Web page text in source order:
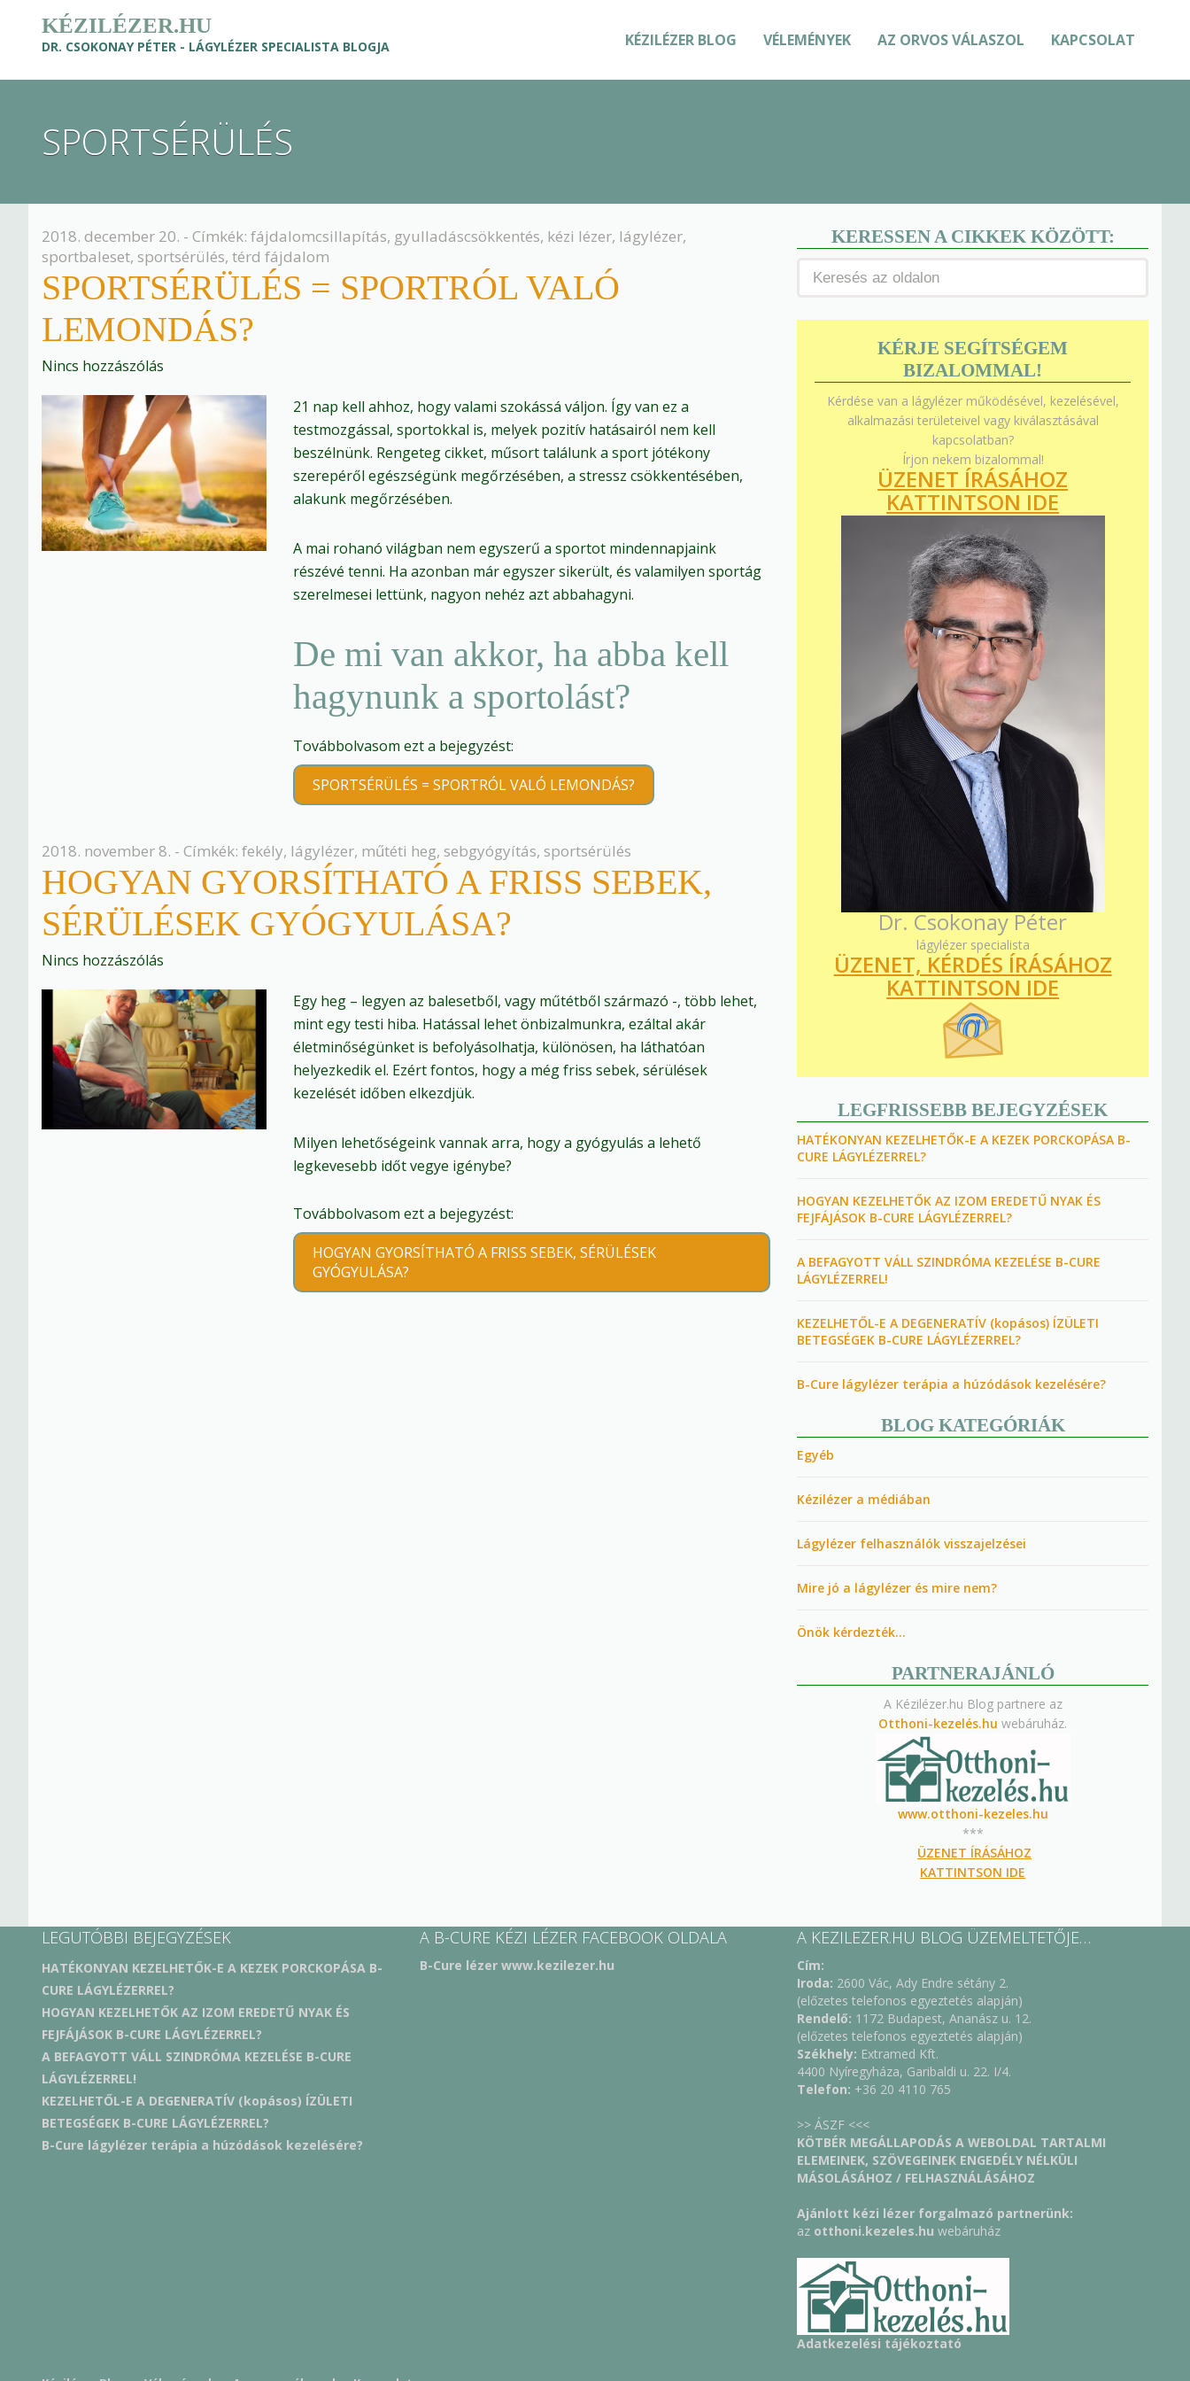
KÉZILÉZER.HU
DR. CSOKONAY PÉTER - LÁGYLÉZER SPECIALISTA BLOGJA KÉZILÉZER BLOG VÉLEMÉNYEK AZ ORVOS VÁLASZOL KAPCSOLAT
SPORTSÉRÜLÉS
2018. december 20. - Címkék: fájdalomcsillapítás, gyulladáscsökkentés, kézi lézer, lágylézer,
sportbaleset, sportsérülés, térd fájdalom
SPORTSÉRÜLÉS = SPORTRÓL VALÓ
LEMONDÁS?
Nincs hozzászólás
21 nap kell ahhoz, hogy valami szokássá váljon. Így van ez a
testmozgással, sportokkal is, melyek pozitív hatásairól nem kell
beszélnünk. Rengeteg cikket, műsort találunk a sport jótékony
szerepéről egészségünk megőrzésében, a stressz csökkentésében,
alakunk megőrzésében.
A mai rohanó világban nem egyszerű a sportot mindennapjaink
részévé tenni. Ha azonban már egyszer sikerült, és valamilyen sportág
szerelmesei lettünk, nagyon nehéz azt abbahagyni.
De mi van akkor, ha abba kell
hagynunk a sportolást?
Továbbolvasom ezt a bejegyzést:
SPORTSÉRÜLÉS = SPORTRÓL VALÓ LEMONDÁS?
2018. november 8. - Címkék: fekély, lágylézer, műtéti heg, sebgyógyítás, sportsérülés
HOGYAN GYORSÍTHATÓ A FRISS SEBEK,
SÉRÜLÉSEK GYÓGYULÁSA?
Nincs hozzászólás
Egy heg – legyen az balesetből, vagy műtétből származó -, több lehet,
mint egy testi hiba. Hatással lehet önbizalmunkra, ezáltal akár
életminőségünket is befolyásolhatja, különösen, ha láthatóan
helyezkedik el. Ezért fontos, hogy a még friss sebek, sérülések
kezelését időben elkezdjük.
Milyen lehetőségeink vannak arra, hogy a gyógyulás a lehető
legkevesebb időt vegye igénybe?
Továbbolvasom ezt a bejegyzést:
HOGYAN GYORSÍTHATÓ A FRISS SEBEK, SÉRÜLÉSEK
GYÓGYULÁSA?
KERESSEN A CIKKEK KÖZÖTT:
KÉRJE SEGÍTSÉGEM
BIZALOMMAL!
Kérdése van a lágylézer működésével, kezelésével,
alkalmazási területeivel vagy kiválasztásával
kapcsolatban?
Írjon nekem bizalommal!
ÜZENET ÍRÁSÁHOZ
KATTINTSON IDE
Dr. Csokonay Péter
lágylézer specialista
ÜZENET, KÉRDÉS ÍRÁSÁHOZ
KATTINTSON IDE
LEGFRISSEBB BEJEGYZÉSEK
HATÉKONYAN KEZELHETŐK-E A KEZEK PORCKOPÁSA B-
CURE LÁGYLÉZERREL?
HOGYAN KEZELHETŐK AZ IZOM EREDETŰ NYAK ÉS
FEJFÁJÁSOK B-CURE LÁGYLÉZERREL?
A BEFAGYOTT VÁLL SZINDRÓMA KEZELÉSE B-CURE
LÁGYLÉZERREL!
KEZELHETŐL-E A DEGENERATÍV (kopásos) ÍZÜLETI
BETEGSÉGEK B-CURE LÁGYLÉZERREL?
B-Cure lágylézer terápia a húzódások kezelésére?
BLOG KATEGÓRIÁK
Egyéb
Kézilézer a médiában
Lágylézer felhasználók visszajelzései
Mire jó a lágylézer és mire nem?
Önök kérdezték…
PARTNERAJÁNLÓ
A Kézilézer.hu Blog partnere az
Otthoni-kezelés.huwebáruház.
www.otthoni-kezeles.hu
***
ÜZENET ÍRÁSÁHOZ
KATTINTSON IDE
LEGUTÓBBI BEJEGYZÉSEK
HATÉKONYAN KEZELHETŐK-E A KEZEK PORCKOPÁSA B-
CURE LÁGYLÉZERREL?
HOGYAN KEZELHETŐK AZ IZOM EREDETŰ NYAK ÉS
FEJFÁJÁSOK B-CURE LÁGYLÉZERREL?
A BEFAGYOTT VÁLL SZINDRÓMA KEZELÉSE B-CURE
LÁGYLÉZERREL!
KEZELHETŐL-E A DEGENERATÍV (kopásos) ÍZÜLETI
BETEGSÉGEK B-CURE LÁGYLÉZERREL?
B-Cure lágylézer terápia a húzódások kezelésére?
A B-CURE KÉZI LÉZER FACEBOOK OLDALA
B-Cure lézer www.kezilezer.hu
A KEZILEZER.HU BLOG ÜZEMELTETŐJE…
Cím:
Iroda: 2600 Vác, Ady Endre sétány 2.
(előzetes telefonos egyeztetés alapján)
Rendelő: 1172 Budapest, Ananász u. 12.
(előzetes telefonos egyeztetés alapján)
Székhely: Extramed Kft.
4400 Nyíregyháza, Garibaldi u. 22. I/4.
Telefon: +36 20 4110 765
>> ÁSZF <<<
KÖTBÉR MEGÁLLAPODÁS A WEBOLDAL TARTALMI
ELEMEINEK, SZÖVEGEINEK ENGEDÉLY NÉLKÜLI
MÁSOLÁSÁHOZ / FELHASZNÁLÁSÁHOZ
Ajánlott kézi lézer forgalmazó partnerünk:
az otthoni.kezeles.hu webáruház
Adatkezelési tájékoztató